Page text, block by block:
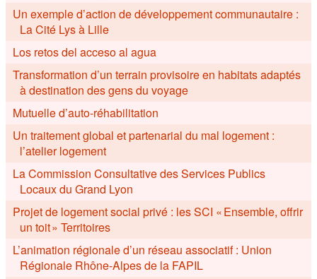
Un exemple d’action de développement communautaire :
La Cité Lys à Lille
Los retos del acceso al agua
Transformation d’un terrain provisoire en habitats adaptés
à destination des gens du voyage
Mutuelle d’auto-réhabilitation
Un traitement global et partenarial du mal logement :
l’atelier logement
La Commission Consultative des Services Publics
Locaux du Grand Lyon
Projet de logement social privé : les SCI « Ensemble, offrir
un toit » Territoires
L’animation régionale d’un réseau associatif : Union
Régionale Rhône-Alpes de la FAPIL